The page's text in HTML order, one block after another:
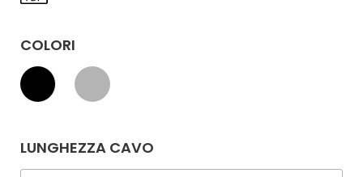
COLORI
LUNGHEZZA CAVO